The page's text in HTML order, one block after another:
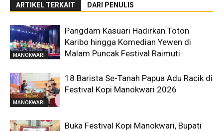
ARTIKEL TERKAIT DARI PENULIS
MANOKWARI
Pangdam Kasuari Hadirkan Toton
Karibo hingga Komedian Yewen di
Malam Puncak Festival Raimuti
MANOKWARI
18 Barista Se-Tanah Papua Adu Racik di
Festival Kopi Manokwari 2026
Buka Festival Kopi Manokwari, Bupati